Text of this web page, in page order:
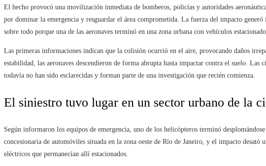
El hecho provocó una movilización inmediata de bomberos, policías y autoridades
por dominar la emergencia y resguardar el área comprometida. La fuerza del impacto
sobre todo porque una de las aeronaves terminó en una zona urbana con vehículos
Las primeras informaciones indican que la colisión ocurrió en el aire, provocando daños
estabilidad, las aeronaves descendieron de forma abrupta hasta impactar contra el suelo. Las
todavía no han sido esclarecidas y forman parte de una investigación que recién comienza.
El siniestro tuvo lugar en un sector urbano de la
Según informaron los equipos de emergencia, uno de los helicópteros terminó
concesionaria de automóviles situada en la zona oeste de Río de Janeiro, y el impacto desató
eléctricos que permanecían allí estacionados.